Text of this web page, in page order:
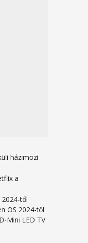
házimozi
a
2024-től
OS 2024-től
Mini LED TV